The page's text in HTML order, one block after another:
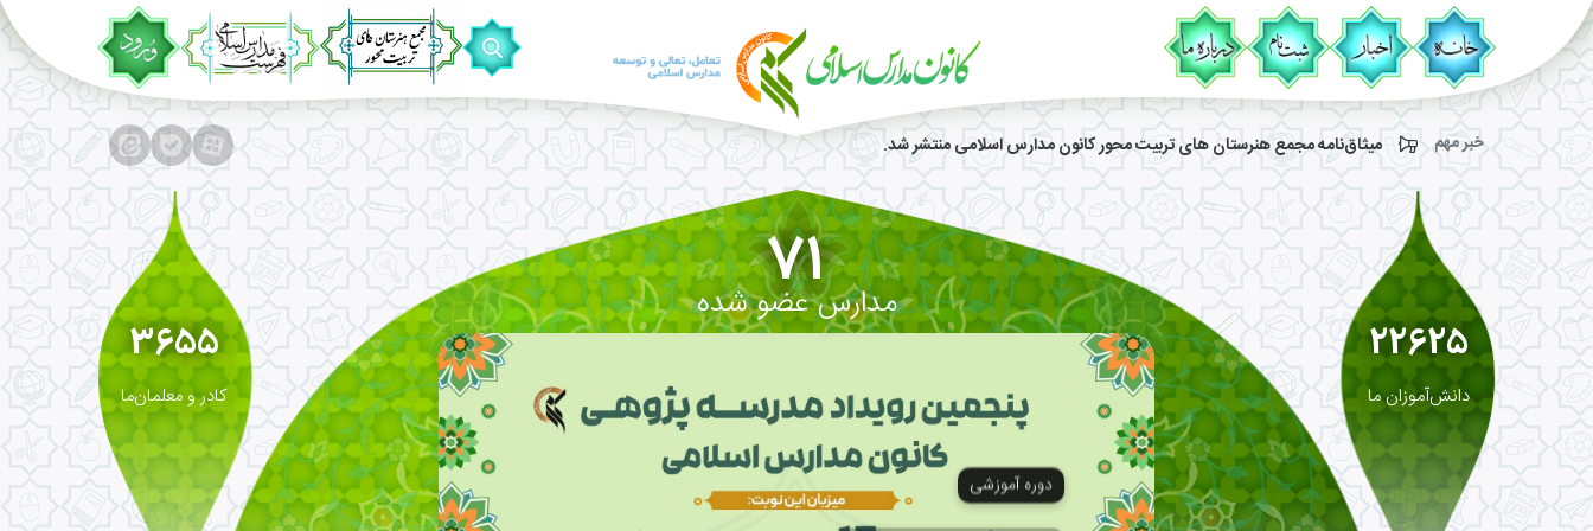
خبر مهم میثاق‌نامه مجمع هنرستان های تربیت محور کانون مدارس اسلامی منتشر شد.
22625
دانش‌آموزان ما
71
مدارس عضو شده
3655
کادر و معلمان‌ما